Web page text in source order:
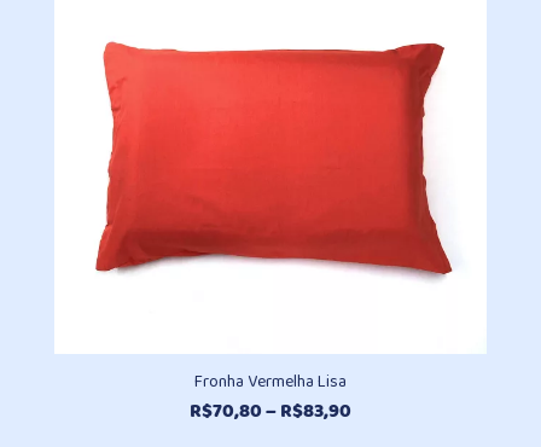
Fronha Vermelha Lisa
R$70,80–R$83,90Faixa